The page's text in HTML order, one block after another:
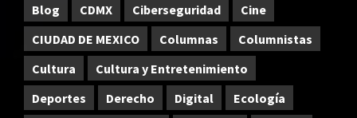
Blog CDMX Ciberseguridad
Cine
CIUDAD DE MEXICO
Columnas
Columnistas
Cultura
Cultura y Entretenimiento
Deportes
Derecho Digital
Ecología